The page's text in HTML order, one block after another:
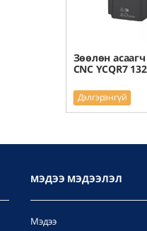
Зөөлөн
CNC YCQR7
Дэлгэрэнгүй
МЭДЭЭ МЭДЭЭЛЭЛ
Мэдээ